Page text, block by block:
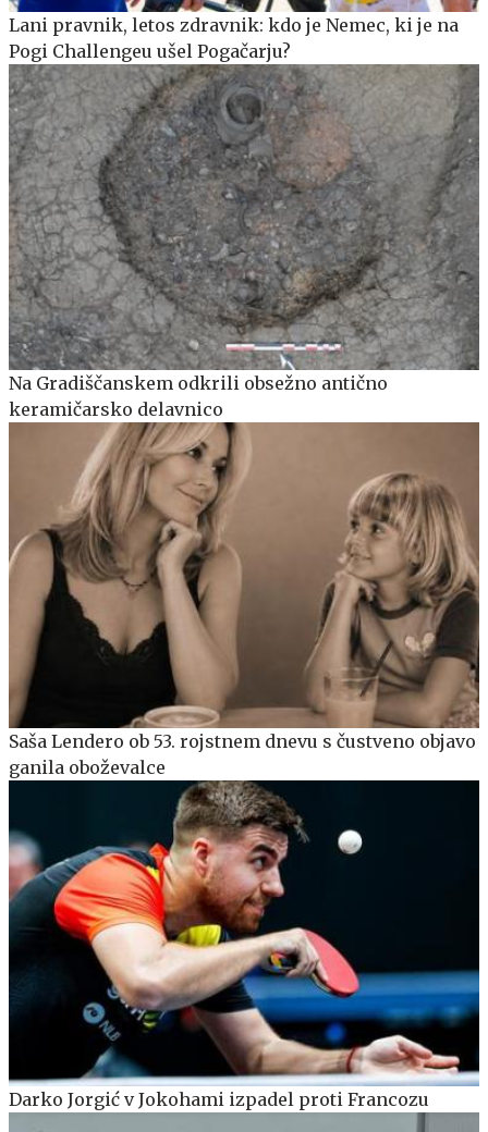
Lani pravnik, letos zdravnik: kdo je Nemec, ki je na
Pogi Challengeu ušel Pogačarju?
Na Gradiščanskem odkrili obsežno antično
keramičarsko delavnico
Saša Lendero ob 53. rojstnem dnevu s čustveno objavo
ganila oboževalce
Darko Jorgić v Jokohami izpadel proti Francozu